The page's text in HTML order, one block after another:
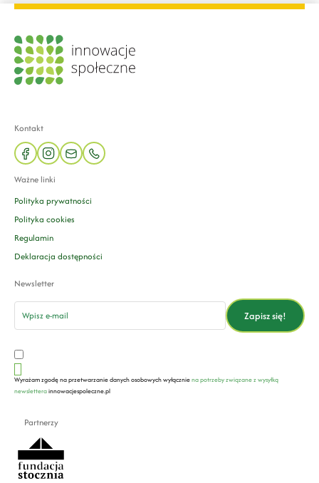
Kontakt
facebookinstagram
mail phone
Ważne linki
Polityka prywatności
Polityka cookies
Regulamin
Deklaracja dostępności
Newsletter
email
Zapisz się!
Wyrażam zgodę na przetwarzanie danych osobowych wyłączniena potrzeby związane z wysyłką
newsletterainnowacjespoleczne.pl
Partnerzy